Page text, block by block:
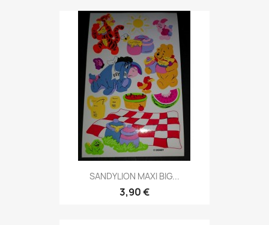
SANDYLION MAXI BIG...
3,90 €